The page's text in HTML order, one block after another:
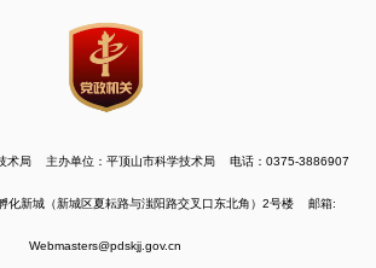
术局 主办单位：平顶山市科学技术局 电话：0375-3886907
化新城（新城区夏耘路与滍阳路交叉口东北角）2号楼 邮箱:
Webmasters@pdskjj.gov.cn